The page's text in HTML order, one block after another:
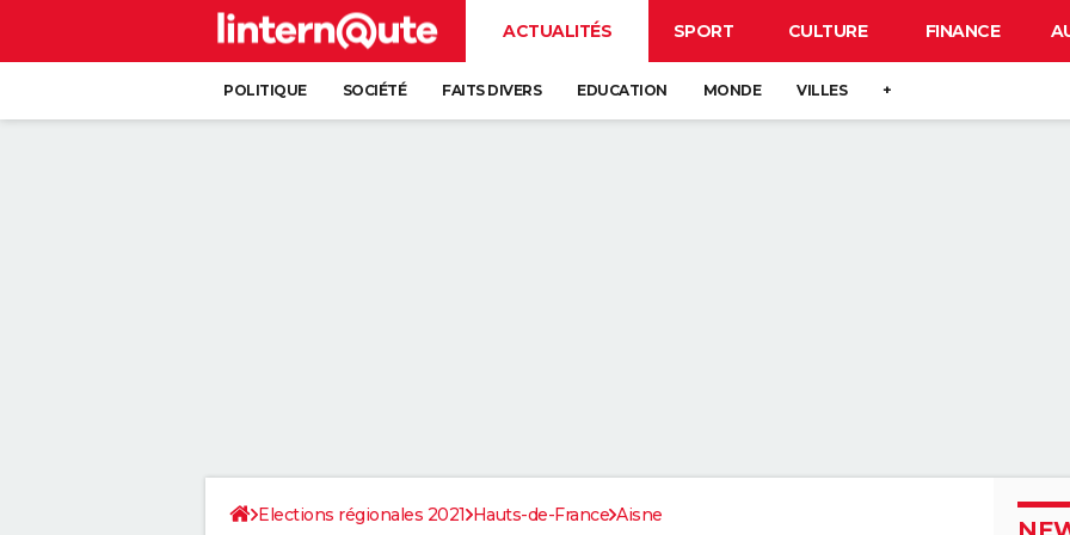
ACTUALITÉS SPORT CULTURE FINANCE
POLITIQUE SOCIÉTÉ FAITS DIVERS EDUCATION MONDE VILLES +
Elections régionales 2021 Hauts-de-France Aisne